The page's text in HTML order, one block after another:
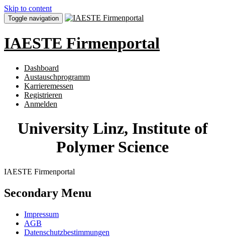
Skip to content
Toggle navigation
IAESTE Firmenportal
Dashboard
Austauschprogramm
Karrieremessen
Registrieren
Anmelden
University Linz, Institute of
Polymer Science
IAESTE Firmenportal
Secondary Menu
Impressum
AGB
Datenschutzbestimmungen